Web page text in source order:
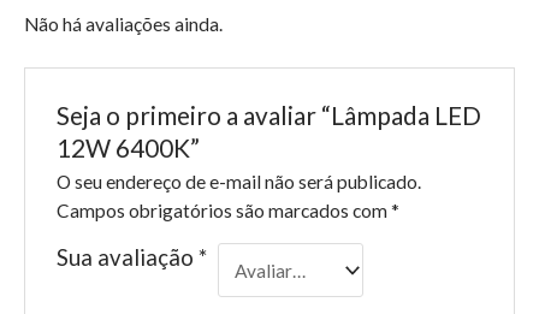
Não há avaliações ainda.
Seja o primeiro a avaliar “Lâmpada LED
12W 6400K”
O seu endereço de e-mail não será publicado.
Campos obrigatórios são marcados com *
Sua avaliação *